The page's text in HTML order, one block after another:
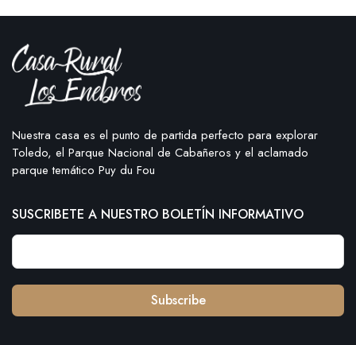
Nuestra casa es el punto de partida perfecto para explorar
Toledo, el Parque Nacional de Cabañeros y el aclamado
parque temático Puy du Fou
SUSCRIBETE A NUESTRO BOLETÍN INFORMATIVO
Subscribe